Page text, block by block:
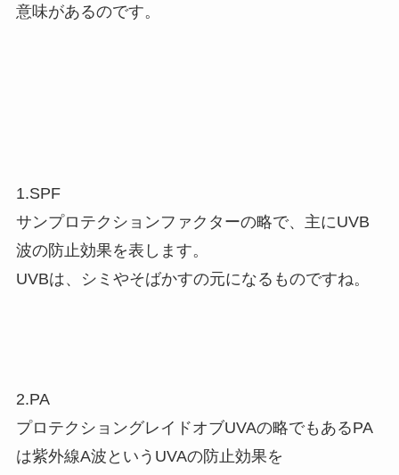
意味があるのです。
1.SPF
サンプロテクションファクターの略で、主にUVB
波の防止効果を表します。
UVBは、シミやそばかすの元になるものですね。
2.PA
プロテクショングレイドオブUVAの略でもあるPA
は紫外線A波というUVAの防止効果を